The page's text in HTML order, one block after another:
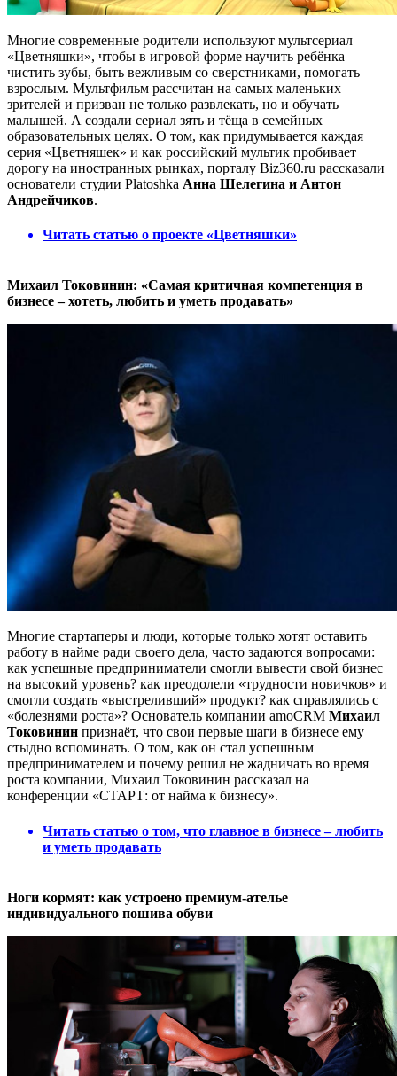
Многие современные родители используют мультсериал
«Цветняшки», чтобы в игровой форме научить ребёнка
чистить зубы, быть вежливым со сверстниками, помогать
взрослым. Мультфильм рассчитан на самых маленьких
зрителей и призван не только развлекать, но и обучать
малышей. А создали сериал зять и тёща в семейных
образовательных целях. О том, как придумывается каждая
серия «Цветняшек» и как российский мультик пробивает
дорогу на иностранных рынках, порталу Biz360.ru рассказали
основатели студии Platoshka Анна Шелегина и Антон
Андрейчиков.
Читать статью о проекте «Цветняшки»
Михаил Токовинин: «Самая критичная компетенция в
бизнесе – хотеть, любить и уметь продавать»
Многие стартаперы и люди, которые только хотят оставить
работу в найме ради своего дела, часто задаются вопросами:
как успешные предприниматели смогли вывести свой бизнес
на высокий уровень? как преодолели «трудности новичков» и
смогли создать «выстреливший» продукт? как справлялись с
«болезнями роста»? Основатель компании amoCRM Михаил
Токовинин признаёт, что свои первые шаги в бизнесе ему
стыдно вспоминать. О том, как он стал успешным
предпринимателем и почему решил не жадничать во время
роста компании, Михаил Токовинин рассказал на
конференции «СТАРТ: от найма к бизнесу».
Читать статью о том, что главное в бизнесе – любить
и уметь продавать
Ноги кормят: как устроено премиум-ателье
индивидуального пошива обуви